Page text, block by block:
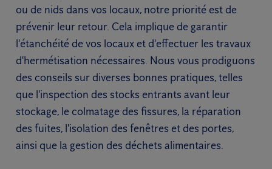
ou de nids dans vos locaux, notre priorité est de
prévenir leur retour. Cela implique de garantir
l'étanchéité de vos locaux et d'effectuer les travaux
d'hermétisation nécessaires. Nous vous prodiguons
des conseils sur diverses bonnes pratiques, telles
que l'inspection des stocks entrants avant leur
stockage, le colmatage des fissures, la réparation
des fuites, l'isolation des fenêtres et des portes,
ainsi que la gestion des déchets alimentaires.